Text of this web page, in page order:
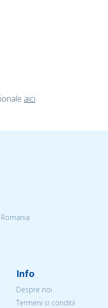
aici.
Info
Despre noi
Termeni si conditii